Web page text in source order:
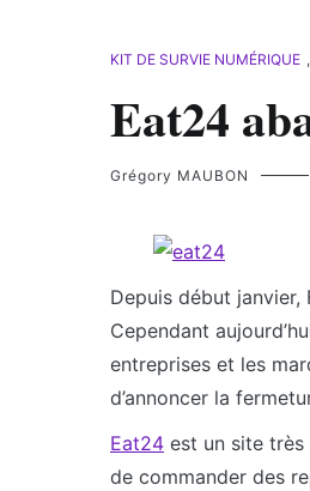
KIT DE SURVIE NUMÉRIQUE ,
Eat24
Grégory MAUBON
Depuis début
Cependant
entreprises et les
d’annoncer la
Eat24 est un site très
de commander des